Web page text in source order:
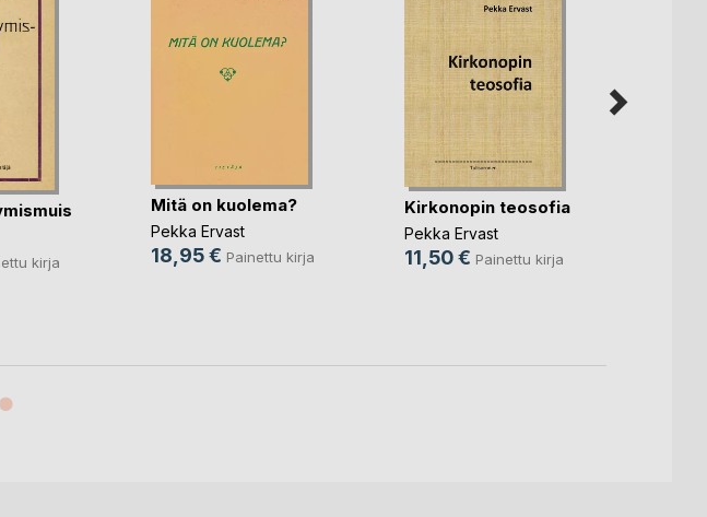
kirja
Mitä on kuolema?
Pekka Ervast
18,95 € Painettu kirja
Kirkonopin teosofia
Pekka Ervast
11,50 € Painettu kirja